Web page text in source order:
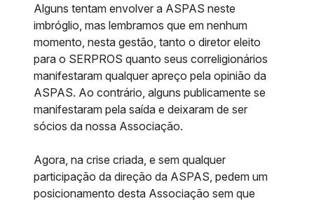
Alguns tentam envolver a ASPAS neste
imbróglio, mas lembramos que em nenhum
momento, nesta gestão, tanto o diretor eleito
para o SERPROS quanto seus correligionários
manifestaram qualquer apreço pela opinião da
ASPAS. Ao contrário, alguns publicamente se
manifestaram pela saída e deixaram de ser
sócios da nossa Associação.
Agora, na crise criada, e sem qualquer
participação da direção da ASPAS, pedem um
posicionamento desta Associação sem que